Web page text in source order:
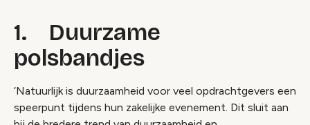
1. Duurzame
polsbandjes
‘Natuurlijk is duurzaamheid voor veel opdrachtgevers een
speerpunt tijdens hun zakelijke evenement. Dit sluit aan